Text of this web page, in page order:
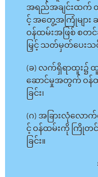
အရည်အချင်းထက်
င့် အတွေ့အကြုံများ
ဝန်ထမ်းအဖြစ် စတ
မြှင့် သတ်မှတ်ပေးသင့်
(ခ) လက်ရှိရာထူး၌ ထူး
ဆောင်မှုအတွက် ဝန်ထ
ခြင်း၊
(ဂ) အခြားလုံလော
င့် ဝန်ထမ်းကို ကြိုတ
ခြင်း။